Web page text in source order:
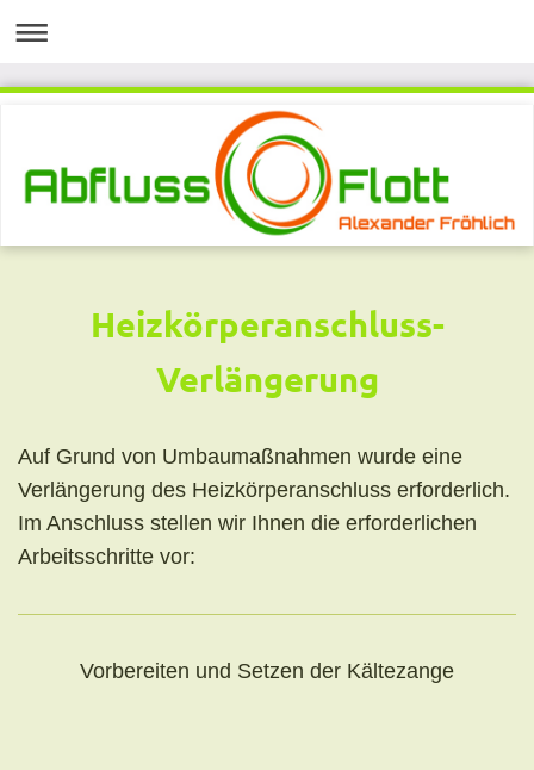
Heizkörperanschluss-
Verlängerung
Auf Grund von Umbaumaßnahmen wurde eine
Verlängerung des Heizkörperanschluss erforderlich.
Im Anschluss stellen wir Ihnen die erforderlichen
Arbeitsschritte vor:
Vorbereiten und Setzen der Kältezange